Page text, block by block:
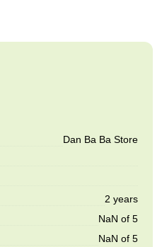
Dan Ba Ba Store
2 years
NaN of 5
NaN of 5